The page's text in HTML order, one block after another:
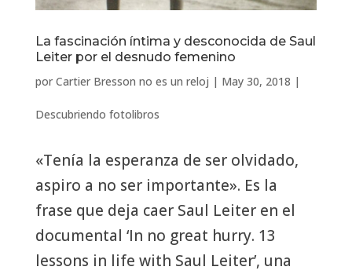
La fascinación íntima y desconocida de Saul
Leiter por el desnudo femenino
por Cartier Bresson no es un reloj | May 30, 2018 |
Descubriendo fotolibros
«Tenía la esperanza de ser olvidado,
aspiro a no ser importante». Es la
frase que deja caer Saul Leiter en el
documental ‘In no great hurry. 13
lessons in life with Saul Leiter’, una